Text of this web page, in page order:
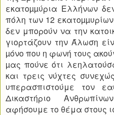
εκατοµµύρια Ελλήνων
πόλη των 12
δεν μπορούν να την
γιορτάζουν την Άλωση
µόνο που η φωνή τους
µας πούνε ότι
και τρεις νύχτες
υπερασπιστούμε τον
Δικαστήριο
αφήσουμε το θέμα στους